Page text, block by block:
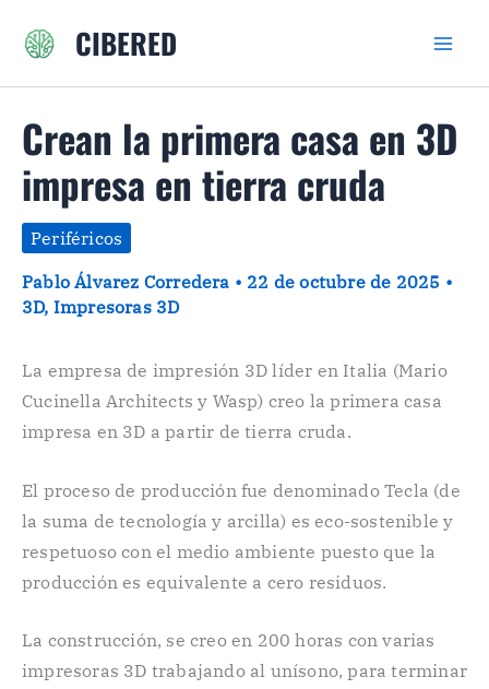
CIBERED
Crean la primera casa en 3D
impresa en tierra cruda
Periféricos
Pablo Álvarez Corredera • 22 de octubre de 2025 •
3D, Impresoras 3D
La empresa de impresión 3D líder en Italia (Mario
Cucinella Architects y Wasp) creo la primera casa
impresa en 3D a partir de tierra cruda.
El proceso de producción fue denominado Tecla (de
la suma de tecnología y arcilla) es eco-sostenible y
respetuoso con el medio ambiente puesto que la
producción es equivalente a cero residuos.
La construcción, se creo en 200 horas con varias
impresoras 3D trabajando al unísono, para terminar